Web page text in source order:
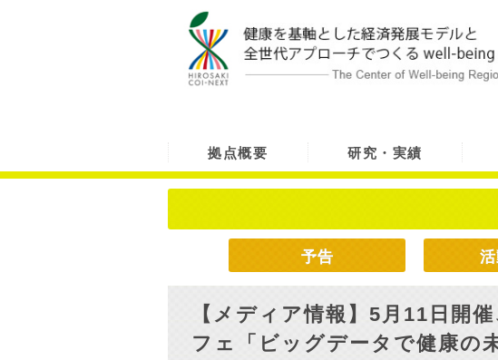
拠点概要 研究・実績
予告
【メディア情報】5月11日開
フェ「ビッグデータで健康の